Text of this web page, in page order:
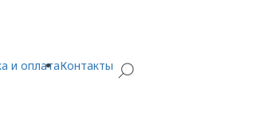
и оплатаКонтакты